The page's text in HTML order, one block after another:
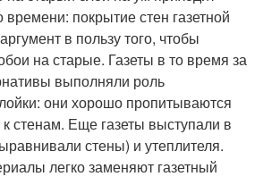
времени: покрытие стен газетной
в пользу того, чтобы
на старые. Газеты в то время за
выполняли роль
они хорошо пропитываются
стенам. Еще газеты выступали в
стены) и утеплителя.
легко заменяют газетный